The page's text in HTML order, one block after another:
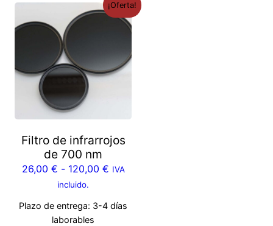
¡Oferta!
Filtro de infrarrojos
de 700 nm
26,00 € - 120,00 € IVA
incluido.
Plazo de entrega: 3-4 días
laborables